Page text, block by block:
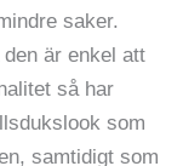
saker.
är enkel att
så har
som
samtidigt som